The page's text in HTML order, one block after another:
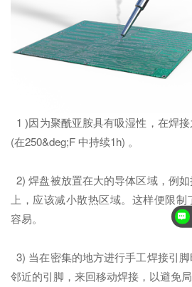
1 )因为聚酰亚胺具有吸湿性，在焊
(在250&deg;F 中持续1h) 。
2) 焊盘被放置在大的导体区域，例
上，应该减小散热区域。这样便限
容易。
3) 当在密集的地方进行手工焊接引
邻近的引脚，来回移动焊接，以避免局